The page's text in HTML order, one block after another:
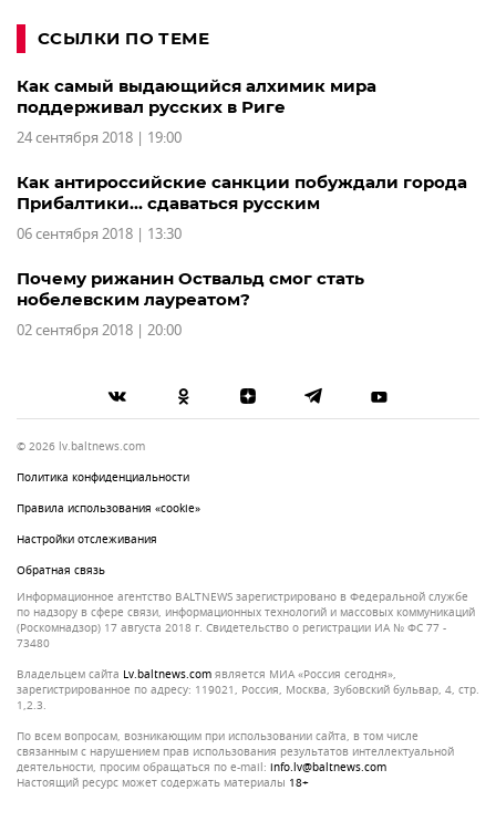
ССЫЛКИ ПО ТЕМЕ
Как самый выдающийся алхимик мира
поддерживал русских в Риге
24 сентября 2018 | 19:00
Как антироссийские санкции побуждали города
Прибалтики... сдаваться русским
06 сентября 2018 | 13:30
Почему рижанин Оствальд смог стать
нобелевским лауреатом?
02 сентября 2018 | 20:00
© 2026 lv.baltnews.com
Политика конфиденциальности
Правила использования «cookie»
Настройки отслеживания
Обратная связь
Информационное агентство BALTNEWS зарегистрировано в Федеральной службе
по надзору в сфере связи, информационных технологий и массовых коммуникаций
(Роскомнадзор) 17 августа 2018 г. Свидетельство о регистрации ИА № ФС 77 -
73480
Владельцем сайта lv.baltnews.com является МИА «Россия сегодня»,
зарегистрированное по адресу: 119021, Россия, Москва, Зубовский бульвар, 4, стр.
1,2.3.
По всем вопросам, возникающим при использовании сайта, в том числе
связанным с нарушением прав использования результатов интеллектуальной
деятельности, просим обращаться по e-mail: info.lv@baltnews.com
Настоящий ресурс может содержать материалы 18+